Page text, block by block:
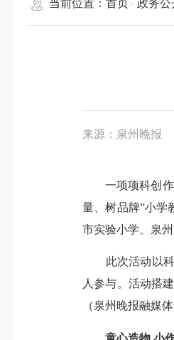
当前位置：首页 政务公
来源：泉州晚报
一项项科创作品
量、树品牌”小学
市实验小学、泉
此次活动以科
人参与。活动搭
（泉州晚报融媒